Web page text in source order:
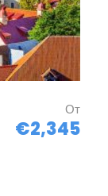
От
€2,345